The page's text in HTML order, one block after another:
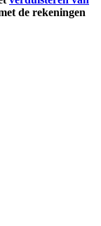
de rekeningen